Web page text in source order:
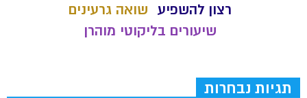
רצון להשפיע שואה גרעינים
שיעורים בליקוטי מוהרן
תגיות נבחרות